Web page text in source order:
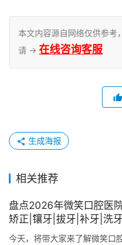
本文内容源自网络仅供参考
请 → 在线咨询客服
生成海报
相关推荐
盘点2026年微笑口腔医
矫正|镶牙|拔牙|补牙|洗
今天，将带大家来了解微笑口